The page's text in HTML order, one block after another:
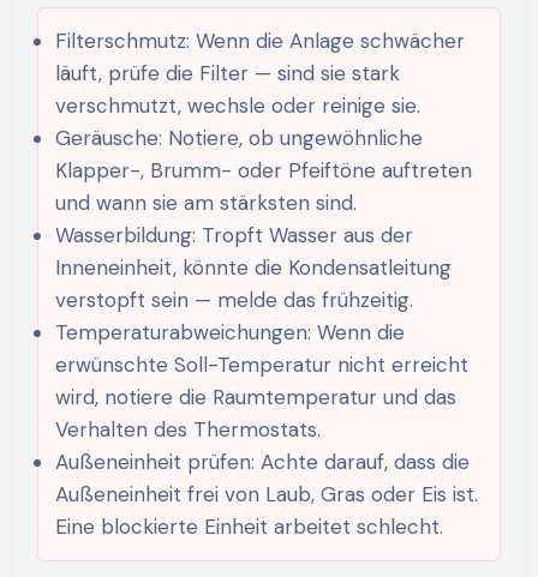
Filterschmutz: Wenn die Anlage schwächer
läuft, prüfe die Filter — sind sie stark
verschmutzt, wechsle oder reinige sie.
Geräusche: Notiere, ob ungewöhnliche
Klapper-, Brumm- oder Pfeiftöne auftreten
und wann sie am stärksten sind.
Wasserbildung: Tropft Wasser aus der
Inneneinheit, könnte die Kondensatleitung
verstopft sein — melde das frühzeitig.
Temperaturabweichungen: Wenn die
erwünschte Soll-Temperatur nicht erreicht
wird, notiere die Raumtemperatur und das
Verhalten des Thermostats.
Außeneinheit prüfen: Achte darauf, dass die
Außeneinheit frei von Laub, Gras oder Eis ist.
Eine blockierte Einheit arbeitet schlecht.